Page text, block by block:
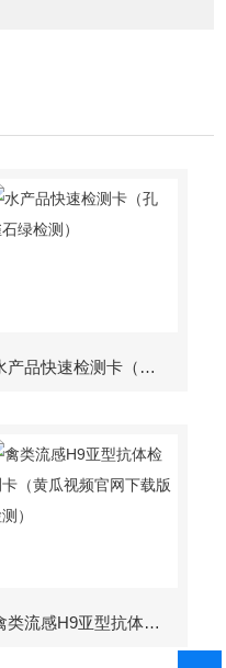
水产品快速检测卡（孔雀石绿检测）
禽类流感H9亚型抗体检测卡（黄瓜视频官网下载版检测）